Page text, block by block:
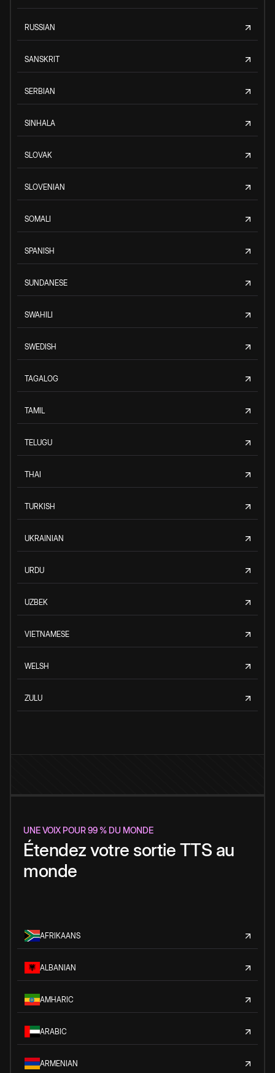
RUSSIAN
SANSKRIT
SERBIAN
SINHALA
SLOVAK
SLOVENIAN
SOMALI
SPANISH
SUNDANESE
SWAHILI
SWEDISH
TAGALOG
TAMIL
TELUGU
THAI
TURKISH
UKRAINIAN
URDU
UZBEK
VIETNAMESE
WELSH
ZULU
UNE VOIX POUR 99 % DU MONDE
Étendez votre sortie TTS au
monde
AFRIKAANS
ALBANIAN
AMHARIC
ARABIC
ARMENIAN